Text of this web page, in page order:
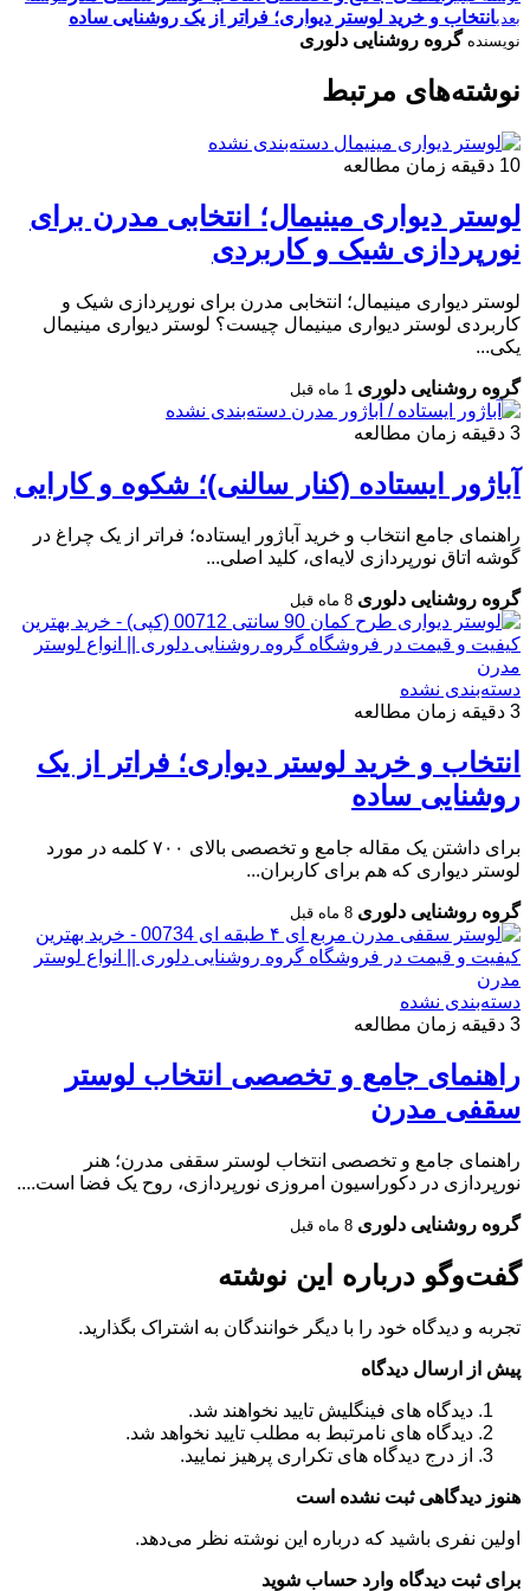
بعدیانتخاب و خرید لوستر دیواری؛ فراتر از یک روشنایی ساده
نویسنده گروه روشنایی دلوری
نوشته‌های مرتبط
دسته‌بندی نشده
10 دقیقه زمان مطالعه
لوستر دیواری مینیمال؛ انتخابی مدرن برای
نورپردازی شیک و کاربردی
لوستر دیواری مینیمال؛ انتخابی مدرن برای نورپردازی شیک و
کاربردی لوستر دیواری مینیمال چیست؟ لوستر دیواری مینیمال
یکی...
گروه روشنایی دلوری 1 ماه قبل
دسته‌بندی نشده
3 دقیقه زمان مطالعه
آباژور ایستاده (کنار سالنی)؛ شکوه و کارایی
راهنمای جامع انتخاب و خرید آباژور ایستاده؛ فراتر از یک چراغ در
گوشه اتاق نورپردازی لایه‌ای، کلید اصلی...
گروه روشنایی دلوری 8 ماه قبل
دسته‌بندی نشده
3 دقیقه زمان مطالعه
انتخاب و خرید لوستر دیواری؛ فراتر از یک
روشنایی ساده
برای داشتن یک مقاله جامع و تخصصی بالای ۷۰۰ کلمه در مورد
لوستر دیواری که هم برای کاربران...
گروه روشنایی دلوری 8 ماه قبل
دسته‌بندی نشده
3 دقیقه زمان مطالعه
راهنمای جامع و تخصصی انتخاب لوستر
سقفی مدرن
راهنمای جامع و تخصصی انتخاب لوستر سقفی مدرن؛ هنر
نورپردازی در دکوراسیون امروزی نورپردازی، روح یک فضا است....
گروه روشنایی دلوری 8 ماه قبل
گفت‌وگو درباره این نوشته
تجربه و دیدگاه خود را با دیگر خوانندگان به اشتراک بگذارید.
پیش از ارسال دیدگاه
دیدگاه های فینگلیش تایید نخواهند شد.
دیدگاه های نامرتبط به مطلب تایید نخواهد شد.
از درج دیدگاه های تکراری پرهیز نمایید.
هنوز دیدگاهی ثبت نشده است
اولین نفری باشید که درباره این نوشته نظر می‌دهد.
برای ثبت دیدگاه وارد حساب شوید